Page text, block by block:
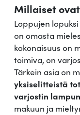
Millaiset
Loppujen
on omasta
kokonaisuus on
toimiva, on
Tärkein asia on
yksiselitteistä
varjostin
makuun ja